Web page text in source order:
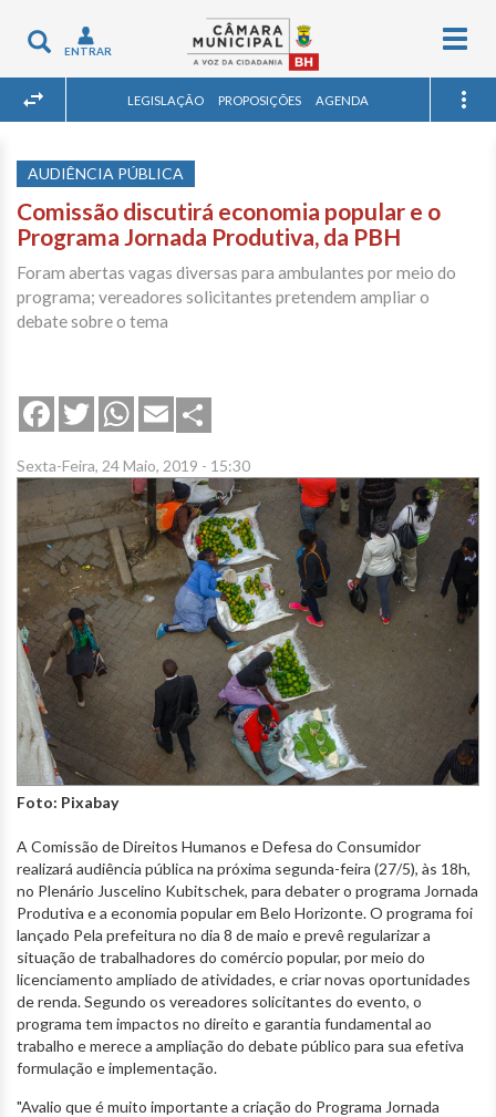
Toggle
navigation
ENTRAR
LEGISLAÇÃO PROPOSIÇÕES AGENDA
AUDIÊNCIA PÚBLICA
Comissão discutirá economia popular e o
Programa Jornada Produtiva, da PBH
Foram abertas vagas diversas para ambulantes por meio do
programa; vereadores solicitantes pretendem ampliar o
debate sobre o tema
FacebookTwitterWhatsApp
Email
Sexta-Feira, 24 Maio, 2019 - 15:30
Foto: Pixabay
A Comissão de Direitos Humanos e Defesa do Consumidor
realizará audiência pública na próxima segunda-feira (27/5), às 18h,
no Plenário Juscelino Kubitschek, para debater o programa Jornada
Produtiva e a economia popular em Belo Horizonte. O programa foi
lançado Pela prefeitura no dia 8 de maio e prevê regularizar a
situação de trabalhadores do comércio popular, por meio do
licenciamento ampliado de atividades, e criar novas oportunidades
de renda. Segundo os vereadores solicitantes do evento, o
programa tem impactos no direito e garantia fundamental ao
trabalho e merece a ampliação do debate público para sua efetiva
formulação e implementação.
"Avalio que é muito importante a criação do Programa Jornada